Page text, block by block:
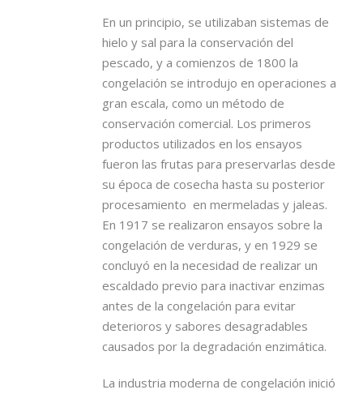
En un principio, se utilizaban sistemas de
hielo y sal para la conservación del
pescado, y a comienzos de 1800 la
congelación se introdujo en operaciones a
gran escala, como un método de
conservación comercial. Los primeros
productos utilizados en los ensayos
fueron las frutas para preservarlas desde
su época de cosecha hasta su posterior
procesamiento en mermeladas y jaleas.
En 1917 se realizaron ensayos sobre la
congelación de verduras, y en 1929 se
concluyó en la necesidad de realizar un
escaldado previo para inactivar enzimas
antes de la congelación para evitar
deterioros y sabores desagradables
causados por la degradación enzimática.
La industria moderna de congelación inició